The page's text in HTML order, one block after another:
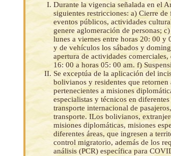
Durante la vigencia señalada en el
siguientes restricciones: a) Cierre
eventos públicos, actividades
genere aglomeración de personas;
lunes a viernes entre horas 20: 00
y de vehículos los sábados y
apertura de actividades
16: 00 a horas 05: 00 am. f)
Se exceptúa de la aplicación del
bolivianos y residentes que
pertenecientes a misiones
especialistas y técnicos en
transporte internacional de
transporte. ILos bolivianos,
misiones diplomáticas, misiones
diferentes áreas, que ingresen a
control migratorio, además de los
análisis (PCR) específica para